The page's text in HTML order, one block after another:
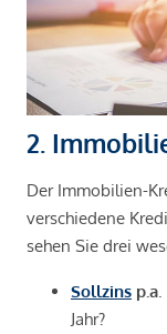
2.
Der Immobilien-
verschiedene
sehen Sie drei
Sollzins p.a
Jahr?